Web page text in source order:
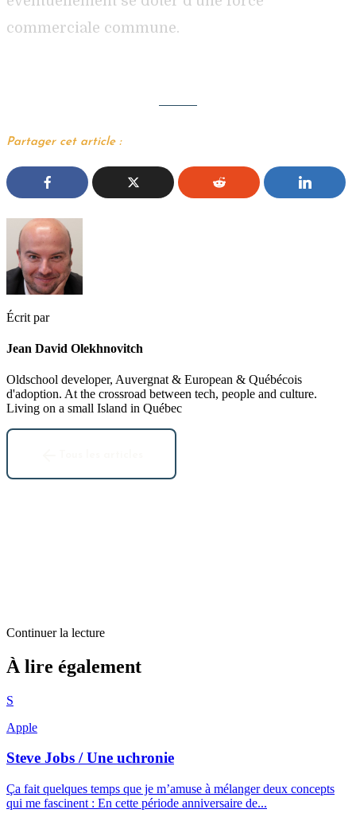
commerciale commune.
Partager cet article :
Écrit par
Jean David Olekhnovitch
Oldschool developer, Auvergnat & European & Québécois
d'adoption. At the crossroad between tech, people and culture.
Living on a small Island in Québec
Continuer la lecture
À lire également
S
Apple
Steve Jobs / Une uchronie
Ça fait quelques temps que je m’amuse à mélanger deux concepts
qui me fascinent : En cette période anniversaire de...